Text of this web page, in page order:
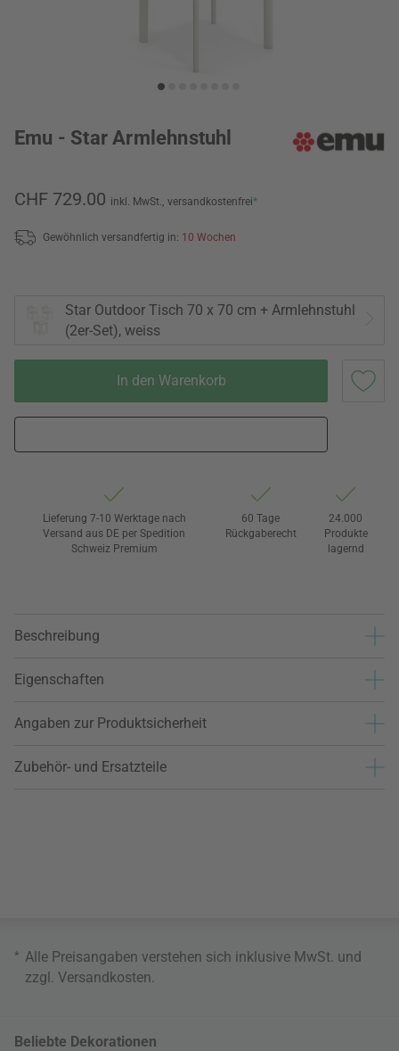
Emu - Star Armlehnstuhl
CHF 729.00 inkl. MwSt., versandkostenfrei*
Gewöhnlich versandfertig in: 10 Wochen
Star Outdoor Tisch 70 x 70 cm + Armlehnstuhl
(2er-Set), weiss
In den Warenkorb
Lieferung 7-10 Werktage nach
Versand aus DE per Spedition
Schweiz Premium
60 Tage
Rückgaberecht
24.000
Produkte
lagernd
Beschreibung
Eigenschaften
Angaben zur Produktsicherheit
Zubehör- und Ersatzteile
* Alle Preisangaben verstehen sich inklusive MwSt. und
zzgl. Versandkosten
Beliebte Dekorationen